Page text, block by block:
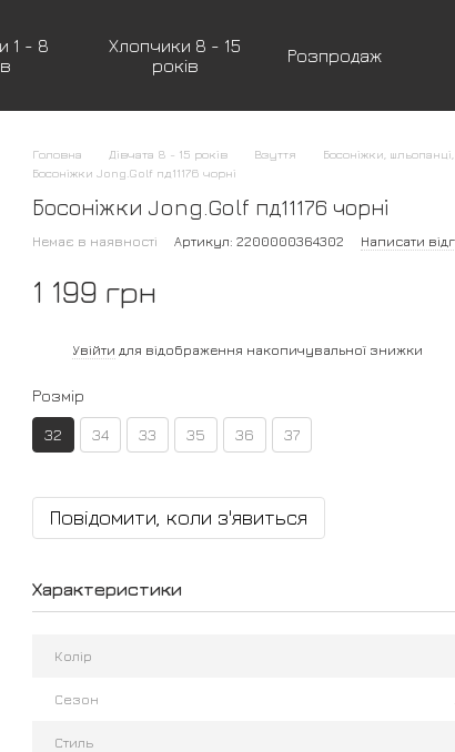
1 - 8
Хлопчики 8 - 15
років
Розпродаж
Головна Дівчата 8 - 15 років Взуття
Босоніжки,
Босоніжки Jong.Golf пд11176 чорні
Босоніжки Jong.Golf пд11176 чорні
Немає в наявності Артикул: 2200000364302 Написати
1 199 грн
Увійти для відображення накопичувальної знижки
Розмір
32 34 33 35 36 37
Повідомити, коли з'явиться
Характеристики
Колір
Сезон
Стиль